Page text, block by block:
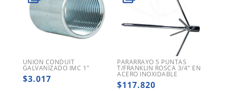
UNION CONDUIT
GALVANIZADO IMC 1″
$3.017
PARARRAYO 5 PUNTAS
T/FRANKLIN ROSCA 3/4″ EN
ACERO INOXIDABLE
$117.820